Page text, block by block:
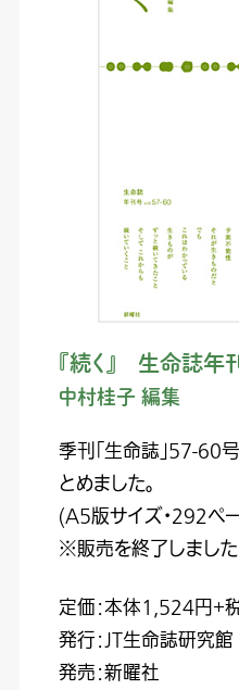
『続く』 生命誌
中村桂子 編集
季刊「生命誌」57-60
とめました。
(A5版サイズ・292ペ
※販売を終了しました
定価：本体1,524円+
発行：JT生命誌研究館
発売：新曜社